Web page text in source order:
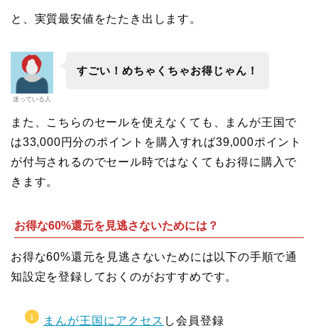
と、実質最安値をたたき出します。
迷っている人
すごい！めちゃくちゃお得じゃん！
また、こちらのセールを使えなくても、まんが王国で
は33,000円分のポイントを購入すれば39,000ポイント
が付与されるのでセール時ではなくてもお得に購入で
きます。
お得な60%還元を見逃さないためには？
お得な60%還元を見逃さないためには以下の手順で通
知設定を登録しておくのがおすすめです。
まんが王国にアクセス し会員登録